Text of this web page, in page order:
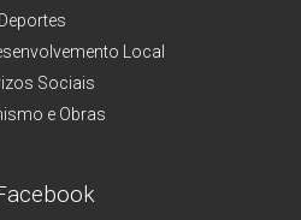
Deportes
Local
Sociais
e Obras